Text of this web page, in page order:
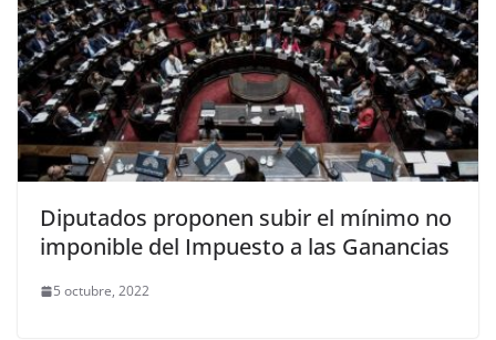
Diputados proponen subir el mínimo no
imponible del Impuesto a las Ganancias
5 octubre, 2022